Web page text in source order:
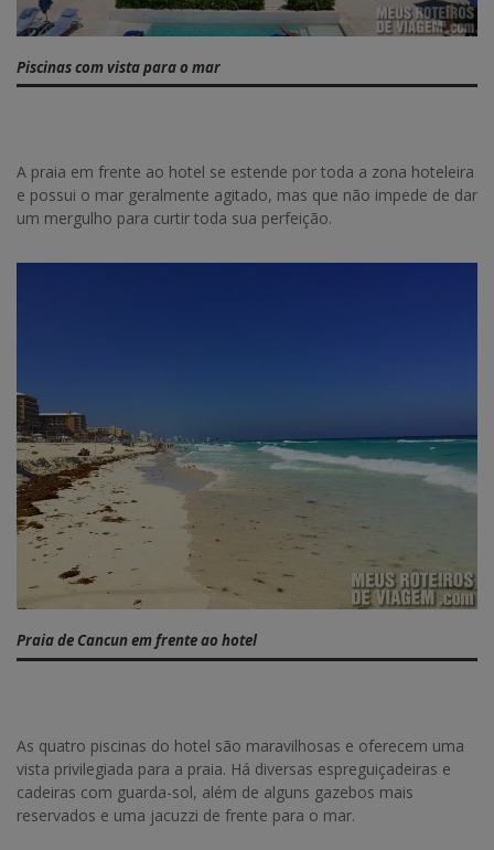
Piscinas com vista para o mar
A praia em frente ao hotel se estende por toda a zona hoteleira
e possui o mar geralmente agitado, mas que não impede de dar
um mergulho para curtir toda sua perfeição.
Praia de Cancun em frente ao hotel
As quatro piscinas do hotel são maravilhosas e oferecem uma
vista privilegiada para a praia. Há diversas espreguiçadeiras e
cadeiras com guarda-sol, além de alguns gazebos mais
reservados e uma jacuzzi de frente para o mar.